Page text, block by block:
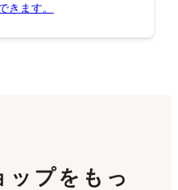
きます。
ップをもっ